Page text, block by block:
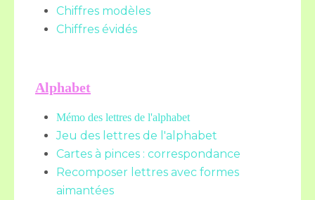
Chiffres modèles
Chiffres évidés
Alphabet
Mémo des lettres de l'alphabet
Jeu des lettres de l'alphabet
Cartes à pinces : correspondance
Recomposer lettres avec formes
aimantées